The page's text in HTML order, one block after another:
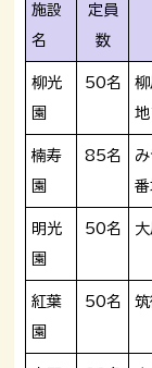
施設
名
定員
数
柳光
園
50名
地
楠寿
園
85名
番
明光
園
50名
紅葉
園
50名